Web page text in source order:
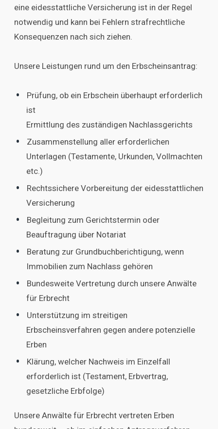
eine eidesstattliche Versicherung ist in der Regel
notwendig und kann bei Fehlern strafrechtliche
Konsequenzen nach sich ziehen.
Unsere Leistungen rund um den Erbscheinsantrag:
Prüfung, ob ein Erbschein überhaupt erforderlich
ist
Ermittlung des zuständigen Nachlassgerichts
Zusammenstellung aller erforderlichen
Unterlagen (Testamente, Urkunden, Vollmachten
etc.)
Rechtssichere Vorbereitung der eidesstattlichen
Versicherung
Begleitung zum Gerichtstermin oder
Beauftragung über Notariat
Beratung zur Grundbuchberichtigung, wenn
Immobilien zum Nachlass gehören
Bundesweite Vertretung durch unsere Anwälte
für Erbrecht
Unterstützung im streitigen
Erbscheinsverfahren gegen andere potenzielle
Erben
Klärung, welcher Nachweis im Einzelfall
erforderlich ist (Testament, Erbvertrag,
gesetzliche Erbfolge)
Unsere Anwälte für Erbrecht vertreten Erben